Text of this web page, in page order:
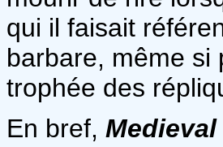
qui il faisait
barbare, même si
trophée des
En bref,